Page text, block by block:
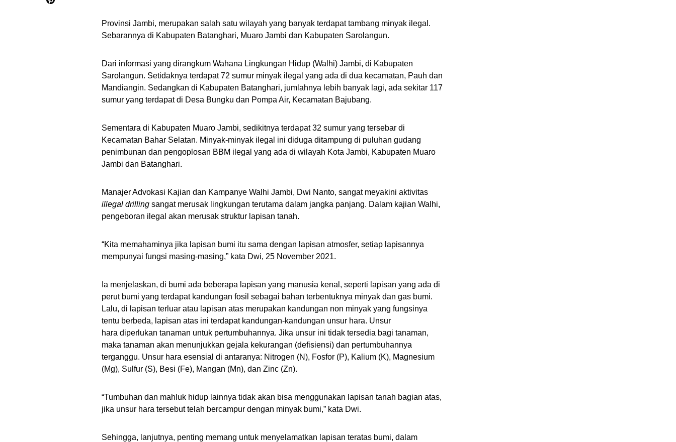
Provinsi Jambi, merupakan salah satu wilayah yang banyak terdapat tambang minyak ilegal.
Sebarannya di Kabupaten Batanghari, Muaro Jambi dan Kabupaten Sarolangun.
Dari informasi yang dirangkum Wahana Lingkungan Hidup (Walhi) Jambi, di Kabupaten
Sarolangun. Setidaknya terdapat 72 sumur minyak ilegal yang ada di dua kecamatan, Pauh dan
Mandiangin. Sedangkan di Kabupaten Batanghari, jumlahnya lebih banyak lagi, ada sekitar 117
sumur yang terdapat di Desa Bungku dan Pompa Air, Kecamatan Bajubang.
Sementara di Kabupaten Muaro Jambi, sedikitnya terdapat 32 sumur yang tersebar di
Kecamatan Bahar Selatan. Minyak-minyak ilegal ini diduga ditampung di puluhan gudang
penimbunan dan pengoplosan BBM ilegal yang ada di wilayah Kota Jambi, Kabupaten Muaro
Jambi dan Batanghari.
Manajer Advokasi Kajian dan Kampanye Walhi Jambi, Dwi Nanto, sangat meyakini aktivitas
illegal drilling sangat merusak lingkungan terutama dalam jangka panjang. Dalam kajian Walhi,
pengeboran ilegal akan merusak struktur lapisan tanah.
“Kita memahaminya jika lapisan bumi itu sama dengan lapisan atmosfer, setiap lapisannya
mempunyai fungsi masing-masing,” kata Dwi, 25 November 2021.
Ia menjelaskan, di bumi ada beberapa lapisan yang manusia kenal, seperti lapisan yang ada di
perut bumi yang terdapat kandungan fosil sebagai bahan terbentuknya minyak dan gas bumi.
Lalu, di lapisan terluar atau lapisan atas merupakan kandungan non minyak yang fungsinya
tentu berbeda, lapisan atas ini terdapat kandungan-kandungan unsur hara. Unsur
hara diperlukan tanaman untuk pertumbuhannya. Jika unsur ini tidak tersedia bagi tanaman,
maka tanaman akan menunjukkan gejala kekurangan (defisiensi) dan pertumbuhannya
terganggu. Unsur hara esensial di antaranya: Nitrogen (N), Fosfor (P), Kalium (K), Magnesium
(Mg), Sulfur (S), Besi (Fe), Mangan (Mn), dan Zinc (Zn).
“Tumbuhan dan mahluk hidup lainnya tidak akan bisa menggunakan lapisan tanah bagian atas,
jika unsur hara tersebut telah bercampur dengan minyak bumi,” kata Dwi.
Sehingga, lanjutnya, penting memang untuk menyelamatkan lapisan teratas bumi, dalam